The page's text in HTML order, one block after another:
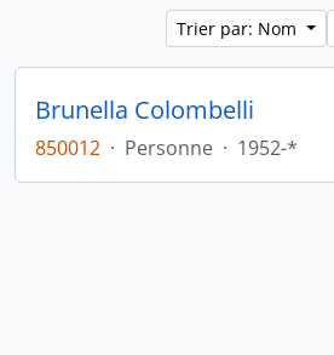
Trier par: Nom
Brunella Colombelli
850012 · Personne · 1952-*